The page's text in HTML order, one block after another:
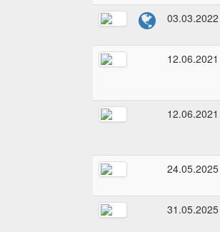
03.03.2022
12.06.2021
12.06.2021
24.05.2025
31.05.2025